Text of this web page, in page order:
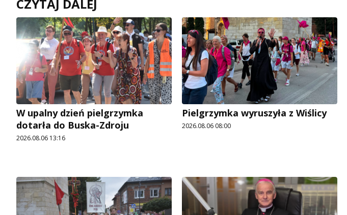
CZYTAJ DALEJ
W upalny dzień pielgrzymka
dotarła do Buska-Zdroju
2026.08.06 13:16
Pielgrzymka wyruszyła z Wiślicy
2026.08.06 08:00